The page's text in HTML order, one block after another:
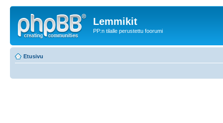
Lemmikit
PP:n tilalle perustettu foorumi
Etusivu